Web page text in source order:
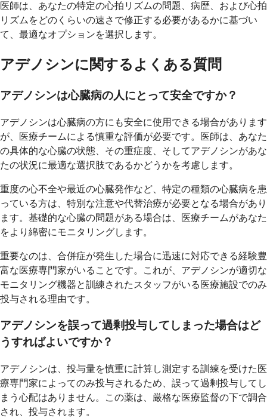
医師は、あなたの特定の心拍リズムの問題、病歴、および心拍
リズムをどのくらいの速さで修正する必要があるかに基づい
て、最適なオプションを選択します。
アデノシンに関するよくある質問
アデノシンは心臓病の人にとって安全ですか？
アデノシンは心臓病の方にも安全に使用できる場合があります
が、医療チームによる慎重な評価が必要です。医師は、あなた
の具体的な心臓の状態、その重症度、そしてアデノシンがあな
たの状況に最適な選択肢であるかどうかを考慮します。
重度の心不全や最近の心臓発作など、特定の種類の心臓病を患
っている方は、特別な注意や代替治療が必要となる場合があり
ます。基礎的な心臓の問題がある場合は、医療チームがあなた
をより綿密にモニタリングします。
重要なのは、合併症が発生した場合に迅速に対応できる経験豊
富な医療専門家がいることです。これが、アデノシンが適切な
モニタリング機器と訓練されたスタッフがいる医療施設でのみ
投与される理由です。
アデノシンを誤って過剰投与してしまった場合はど
うすればよいですか？
アデノシンは、投与量を慎重に計算し測定する訓練を受けた医
療専門家によってのみ投与されるため、誤って過剰投与してし
まう心配はありません。この薬は、厳格な医療監督の下で調合
され、投与されます。